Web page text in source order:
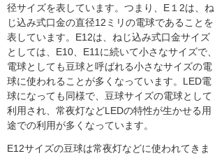
径サイズを表しています。つまり、E１2は、ね
じ込み式口金の直径12ミリの電球であることを
表しています。E12は、ねじ込み式口金サイズ
としては、E10、E11に続いて小さなサイズで、
電球としても豆球と呼ばれる小さなサイズの電
球に使われることが多くなっています。LED電
球になっても同様で、豆球サイズの電球として
利用され、常夜灯などLEDの特性が生かせる用
途での利用が多くなっています。
E12サイズの豆球は常夜灯などに使われてきま